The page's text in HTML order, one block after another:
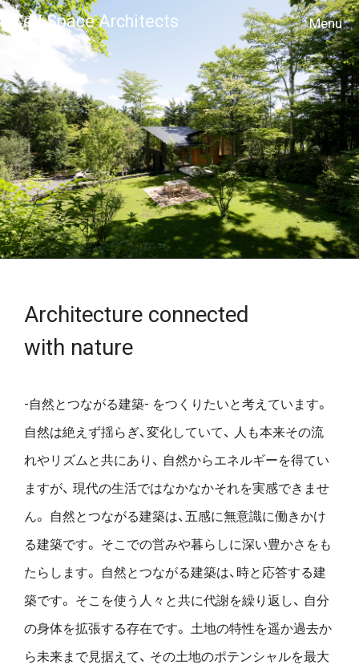
Cell Space Architects
MENU
Architecture connected
with nature
-自然とつながる建築- をつくりたいと考えています。
自然は絶えず揺らぎ、変化していて、
人も本来その流
れやリズムと共にあり、 自然からエネルギーを得てい
ますが、 現代の生活ではなかなかそれを実感できませ
ん。
自然とつながる建築は、五感に無意識に働きかけ
る建築です。 そこでの営みや暮らしに深い豊かさをも
たらします。
自然とつながる建築は、時と応答する建
築です。 そこを使う人々と共に代謝を繰り返し、 自分
の身体を拡張する存在です。 土地の特性を遥か過去か
ら未来まで見据えて、 その土地のポテンシャルを最大